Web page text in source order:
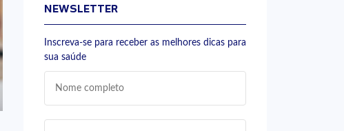
NEWSLETTER
Inscreva-se para receber as melhores dicas para
sua saúde